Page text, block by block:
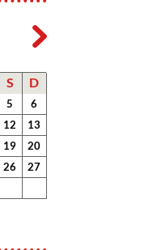
S D
5
6
12
13
19
20
26
27